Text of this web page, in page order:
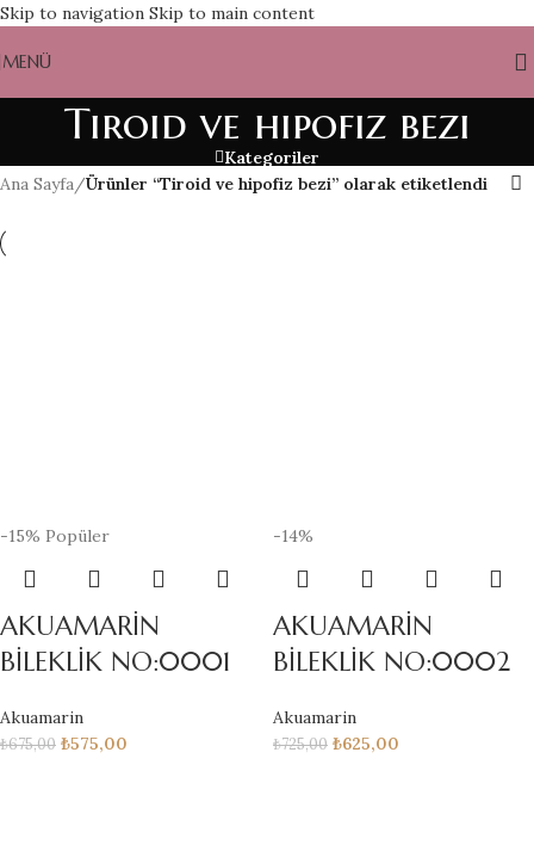
Skip to navigation Skip to main content
MENÜ
Tiroid ve hipofiz bezi
Kategoriler
Ana Sayfa/Ürünler “Tiroid ve hipofiz bezi” olarak etiketlendi
-15% Popüler
AKUAMARİN
BİLEKLİK NO:0001
Akuamarin
₺675,00 ₺575,00
-14%
AKUAMARİN
BİLEKLİK NO:0002
Akuamarin
₺725,00 ₺625,00